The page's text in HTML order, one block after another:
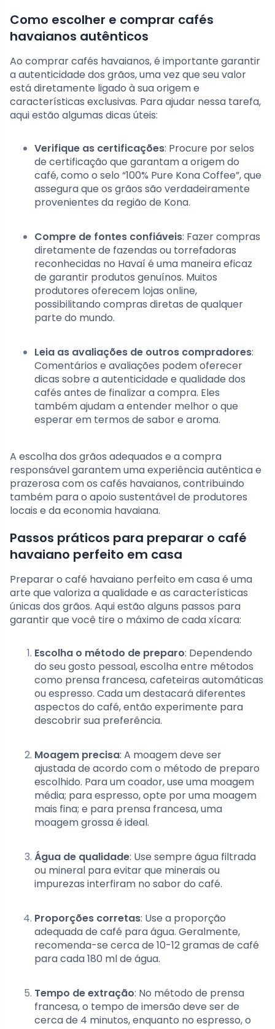
Como escolher e comprar cafés
havaianos autênticos
Ao comprar cafés havaianos, é importante garantir
a autenticidade dos grãos, uma vez que seu valor
está diretamente ligado à sua origem e
características exclusivas. Para ajudar nessa tarefa,
aqui estão algumas dicas úteis:
Verifique as certificações: Procure por selos
de certificação que garantam a origem do
café, como o selo “100% Pure Kona Coffee”, que
assegura que os grãos são verdadeiramente
provenientes da região de Kona.
Compre de fontes confiáveis: Fazer compras
diretamente de fazendas ou torrefadoras
reconhecidas no Havaí é uma maneira eficaz
de garantir produtos genuínos. Muitos
produtores oferecem lojas online,
possibilitando compras diretas de qualquer
parte do mundo.
Leia as avaliações de outros compradores:
Comentários e avaliações podem oferecer
dicas sobre a autenticidade e qualidade dos
cafés antes de finalizar a compra. Eles
também ajudam a entender melhor o que
esperar em termos de sabor e aroma.
A escolha dos grãos adequados e a compra
responsável garantem uma experiência autêntica e
prazerosa com os cafés havaianos, contribuindo
também para o apoio sustentável de produtores
locais e da economia havaiana.
Passos práticos para preparar o café
havaiano perfeito em casa
Preparar o café havaiano perfeito em casa é uma
arte que valoriza a qualidade e as características
únicas dos grãos. Aqui estão alguns passos para
garantir que você tire o máximo de cada xícara:
Escolha o método de preparo: Dependendo
do seu gosto pessoal, escolha entre métodos
como prensa francesa, cafeteiras automáticas
ou espresso. Cada um destacará diferentes
aspectos do café, então experimente para
descobrir sua preferência.
Moagem precisa: A moagem deve ser
ajustada de acordo com o método de preparo
escolhido. Para um coador, use uma moagem
média; para espresso, opte por uma moagem
mais fina; e para prensa francesa, uma
moagem grossa é ideal.
Água de qualidade: Use sempre água filtrada
ou mineral para evitar que minerais ou
impurezas interfiram no sabor do café.
Proporções corretas: Use a proporção
adequada de café para água. Geralmente,
recomenda-se cerca de 10-12 gramas de café
para cada 180 ml de água.
Tempo de extração: No método de prensa
francesa, o tempo de imersão deve ser de
cerca de 4 minutos, enquanto no espresso, o